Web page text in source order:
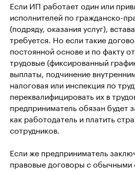
Если ИП работает один или
исполнителей по гражданско-
(подряду, оказания услуг),
требуется. Но если такие
постоянной основе и по факту
трудовые (фиксированный
выплаты, подчинение
налоговая или инспекция по
переквалифицировать их в
предприниматель обязан будет
как работодатель и платить
сотрудников.
Если же предприниматель
правовые договоры с обычными
Партнёрская
CЕРВИС
КОМПАНИЯ
Стоимость
Онлайн-касса
Главная
ПРОДУКТЫ
Платёжная система
платежи
Прием платежей в
Для самозанятых
Отзывы
Для онлайн-школ
Онлайн-кассы
Прием платежей
по ссылке
Платежи в чат-ботах